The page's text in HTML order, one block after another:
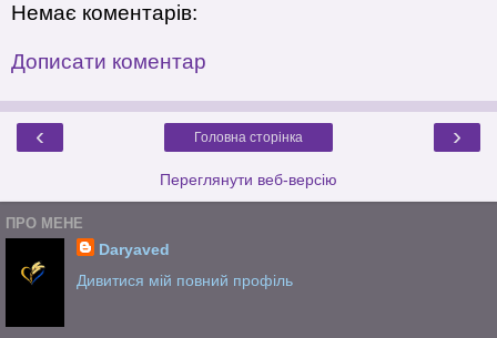
Немає коментарів:
Дописати коментар
‹ ›
Головна сторінка
Переглянути веб-версію
ПРО МЕНЕ
Daryaved
Дивитися мій повний профіль